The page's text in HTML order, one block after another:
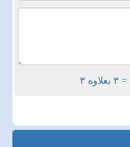
= ۳ بعلاوه ۳